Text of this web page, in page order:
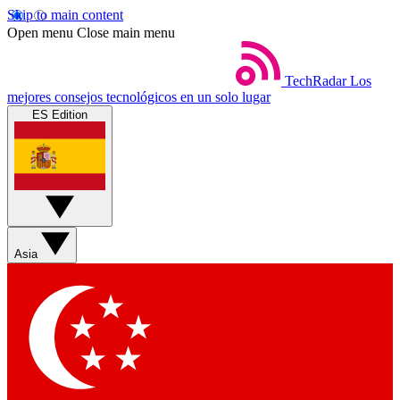
Skip to main content
Open menu Close main menu
TechRadar Los
mejores consejos tecnológicos en un solo lugar
ES Edition
Asia